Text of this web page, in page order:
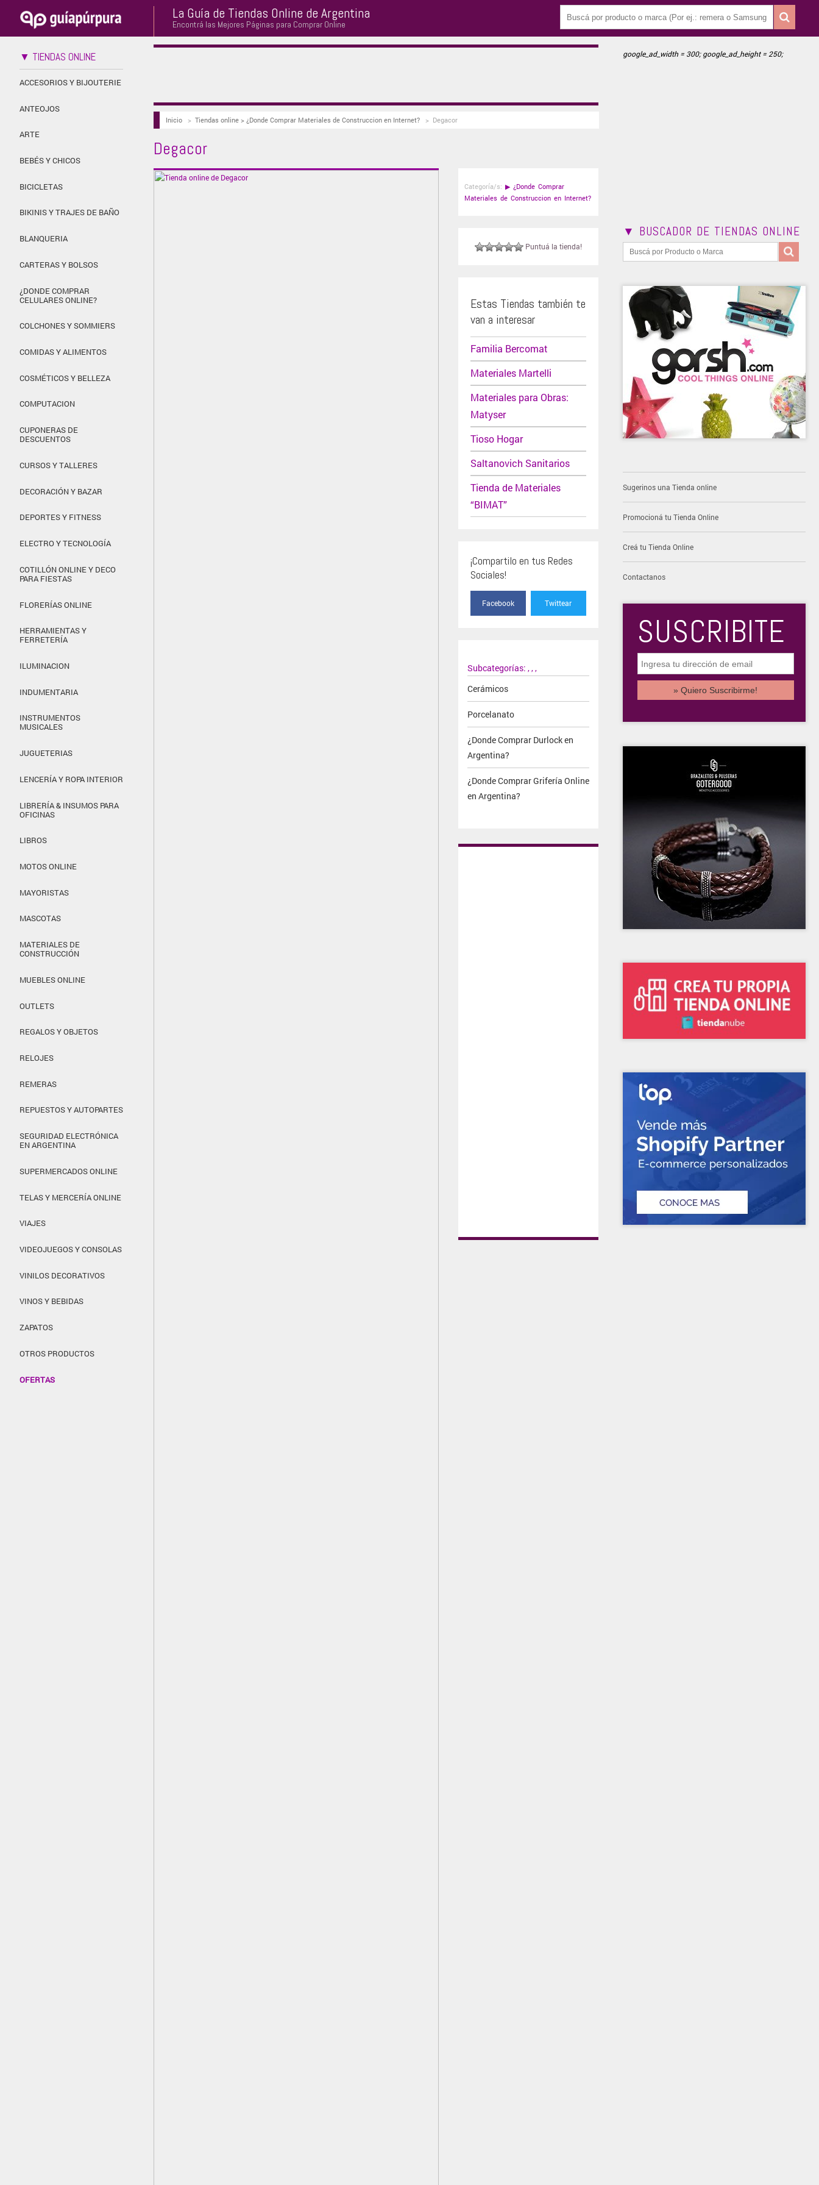
La Guía de Tiendas Online de Argentina
Encontrá las Mejores Páginas para Comprar Online
▼ TIENDAS ONLINE
ACCESORIOS Y BIJOUTERIE
ANTEOJOS
ARTE
BEBÉS Y CHICOS
BICICLETAS
BIKINIS Y TRAJES DE BAÑO
BLANQUERIA
CARTERAS Y BOLSOS
¿DONDE COMPRAR
CELULARES ONLINE?
COLCHONES Y SOMMIERS
COMIDAS Y ALIMENTOS
COSMÉTICOS Y BELLEZA
COMPUTACION
CUPONERAS DE
DESCUENTOS
CURSOS Y TALLERES
DECORACIÓN Y BAZAR
DEPORTES Y FITNESS
ELECTRO Y TECNOLOGÍA
COTILLÓN ONLINE Y DECO
PARA FIESTAS
FLORERÍAS ONLINE
HERRAMIENTAS Y
FERRETERÍA
ILUMINACION
INDUMENTARIA
INSTRUMENTOS
MUSICALES
JUGUETERIAS
LENCERÍA Y ROPA INTERIOR
LIBRERÍA & INSUMOS PARA
OFICINAS
LIBROS
MOTOS ONLINE
MAYORISTAS
MASCOTAS
MATERIALES DE
CONSTRUCCIÓN
MUEBLES ONLINE
OUTLETS
REGALOS Y OBJETOS
RELOJES
REMERAS
REPUESTOS Y AUTOPARTES
SEGURIDAD ELECTRÓNICA
EN ARGENTINA
SUPERMERCADOS ONLINE
TELAS Y MERCERÍA ONLINE
VIAJES
VIDEOJUEGOS Y CONSOLAS
VINILOS DECORATIVOS
VINOS Y BEBIDAS
ZAPATOS
OTROS PRODUCTOS
OFERTAS
Inicio> Tiendas online > ¿Donde Comprar Materiales de Construccion en Internet?> Degacor
Degacor
Categoría/s: ▶ ¿Donde Comprar
Materiales de Construccion en Internet?
Puntuá la tienda!
Estas Tiendas también te
van a interesar
Familia Bercomat
Materiales Martelli
Materiales para Obras:
Matyser
Tioso Hogar
Saltanovich Sanitarios
Tienda de Materiales
“BIMAT”
¡Compartilo en tus Redes
Sociales!
Facebook Twittear
Subcategorías:
Cerámicos
,
Porcelanato
,
¿Donde Comprar Durlock en
Argentina?
,
¿Donde Comprar Grifería Online
en Argentina?
google_ad_width = 300; google_ad_height = 250;
▼ BUSCADOR DE TIENDAS ONLINE
Sugerinos una Tienda online
Promocioná tu Tienda Online
Creá tu Tienda Online
Contactanos
SUSCRIBITE